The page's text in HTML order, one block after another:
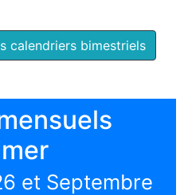
calendriers bimestriels
et Septembre